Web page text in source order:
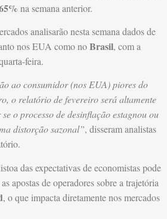
na semana anterior.
analisarão nesta semana dados de
nos EUA como noBrasil, com a
feira.
ao consumidor (nos EUA) piores do
o relatório de fevereiro será altamente
o processo de desinflação estagnou ou
distorção sazonal”, disseram analistas
das expectativas de economistas pode
apostas de operadores sobre a trajetória
, o que impacta diretamente nos mercados